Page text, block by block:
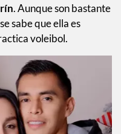
. Aunque son bastante
sabe que ella es
voleibol.